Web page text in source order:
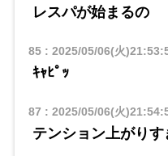
レスパが始まるの
85: 2025/05/06(火
ｷｬﾋﾟｯ
87 : 2025/05/06(火
テンション上がりす